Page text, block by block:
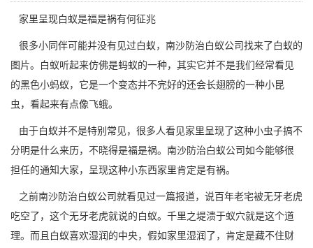
家里呈现白蚁是福是祸有何征兆
很多小同伴可能并没有见过白蚁， 南沙防治白蚁公司找来了白蚁的
图片。白蚁听起来仿佛是蚂蚁的一种，其实它并不是我们经常看见
的黑色小蚂蚁，它是一个变态并不完好的还会长翅膀的一种小昆
虫，看起来有点像飞蛾。
由于白蚁并不是特别常见，很多人看见家里呈现了这种小虫子搞不
分明是什么来历，不晓得是福是祸。南沙防治白蚁公司如今能够很
担任的通知大家，呈现这种小东西家里肯定是有祸。
之前南沙防治白蚁公司就看见过一篇报道，说百年老宅被无牙老虎
吃空了，这个无牙老虎就说的白蚁。千里之堤溃于蚁穴就是这个道
理。而且白蚁喜欢湿润的中央，假如家里湿润了，肯定是藏不住财